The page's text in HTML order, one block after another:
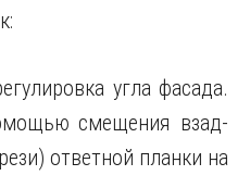
угла фасада.
смещения взад-
ответной планки на